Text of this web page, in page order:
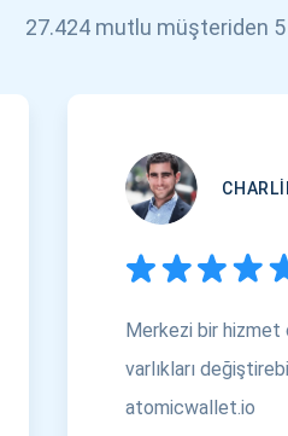
27.424 mutlu müşteriden 5
Merkezi bir hizmet
varlıkları
atomicwallet.io